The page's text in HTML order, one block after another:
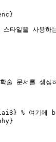
}
타일을 사용하
술 문서를 생성
% 여기에